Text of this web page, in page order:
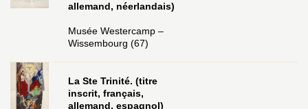
allemand, néerlandais)
Musée Westercamp –
Wissembourg (67)
La Ste Trinité. (titre
inscrit, français,
allemand, espagnol)